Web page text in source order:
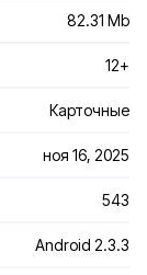
82.31 Mb
12+
Карточные
ноя 16, 2025
543
Android 2.3.3